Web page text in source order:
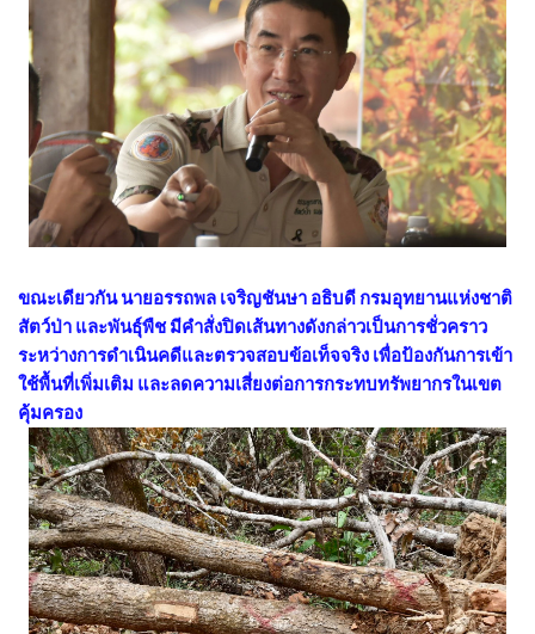
ขณะเดียวกัน นายอรรถพล เจริญชันษา อธิบดี กรมอุทยานแห่งชาติ
สัตว์ป่า และพันธุ์พืช มีคำสั่งปิดเส้นทางดังกล่าวเป็นการชั่วคราว
ระหว่างการดำเนินคดีและตรวจสอบข้อเท็จจริง เพื่อป้องกันการเข้า
ใช้พื้นที่เพิ่มเติม และลดความเสี่ยงต่อการกระทบทรัพยากรในเขต
คุ้มครอง